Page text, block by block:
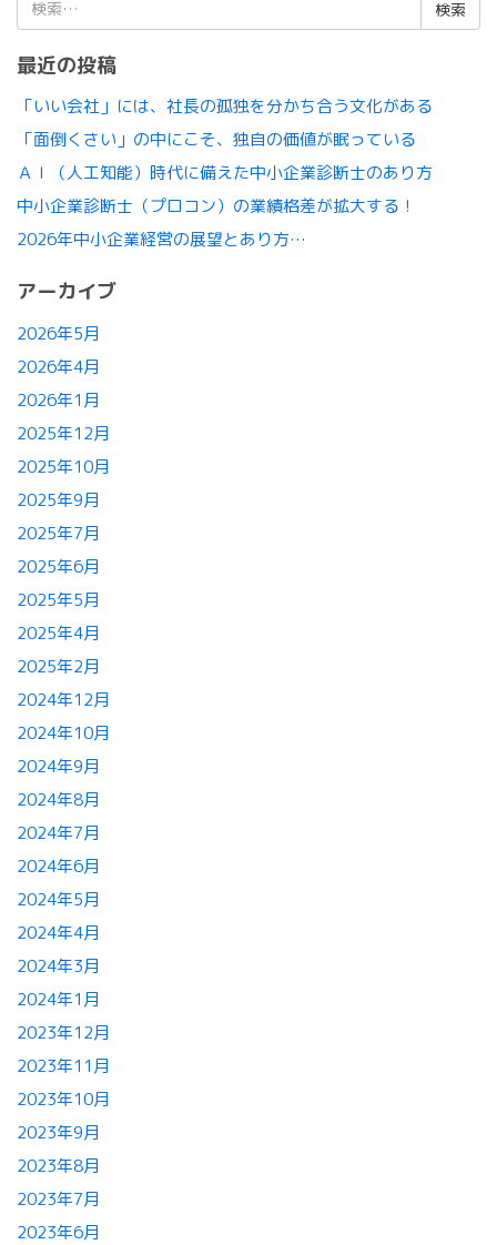
索:
最近の投稿
「いい会社」には、社長の孤独を分かち合う文化がある
「面倒くさい」の中にこそ、独自の価値が眠っている
ＡＩ（人工知能）時代に備えた中小企業診断士のあり方
中小企業診断士（プロコン）の業績格差が拡大する！
2026年中小企業経営の展望とあり方…
アーカイブ
2026年5月
2026年4月
2026年1月
2025年12月
2025年10月
2025年9月
2025年7月
2025年6月
2025年5月
2025年4月
2025年2月
2024年12月
2024年10月
2024年9月
2024年8月
2024年7月
2024年6月
2024年5月
2024年4月
2024年3月
2024年1月
2023年12月
2023年11月
2023年10月
2023年9月
2023年8月
2023年7月
2023年6月